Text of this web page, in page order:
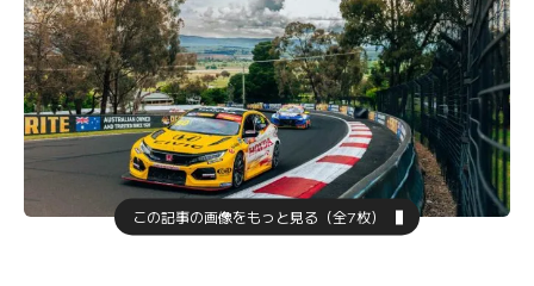
この記事の画像をもっと見る（全7枚）